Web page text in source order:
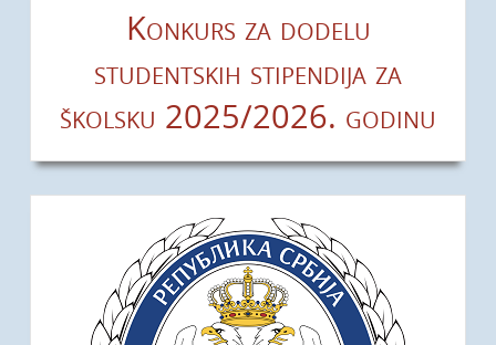
Konkurs za dodelu
studentskih stipendija za
školsku 2025/2026. godinu